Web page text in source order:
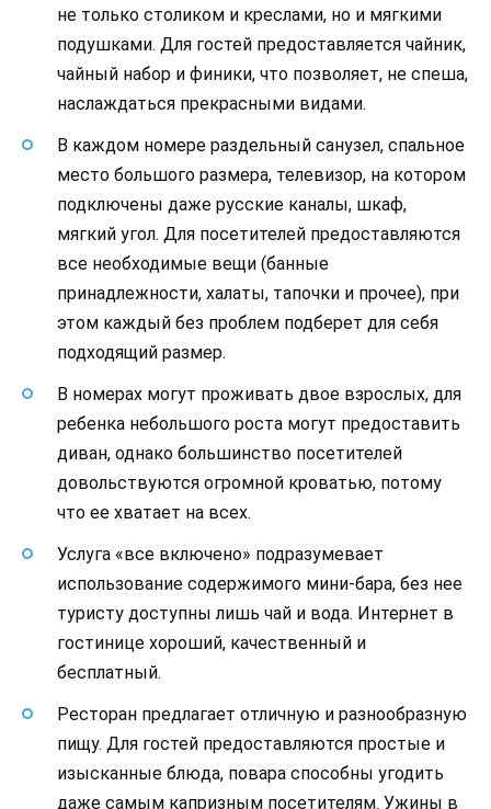
не только столиком и креслами, но и мягкими
подушками. Для гостей предоставляется чайник,
чайный набор и финики, что позволяет, не спеша,
наслаждаться прекрасными видами.
В каждом номере раздельный санузел, спальное
место большого размера, телевизор, на котором
подключены даже русские каналы, шкаф,
мягкий угол. Для посетителей предоставляются
все необходимые вещи (банные
принадлежности, халаты, тапочки и прочее), при
этом каждый без проблем подберет для себя
подходящий размер.
В номерах могут проживать двое взрослых, для
ребенка небольшого роста могут предоставить
диван, однако большинство посетителей
довольствуются огромной кроватью, потому
что ее хватает на всех.
Услуга «все включено» подразумевает
использование содержимого мини-бара, без нее
туристу доступны лишь чай и вода. Интернет в
гостинице хороший, качественный и
бесплатный.
Ресторан предлагает отличную и разнообразную
пищу. Для гостей предоставляются простые и
изысканные блюда, повара способны угодить
даже самым капризным посетителям. Ужины в